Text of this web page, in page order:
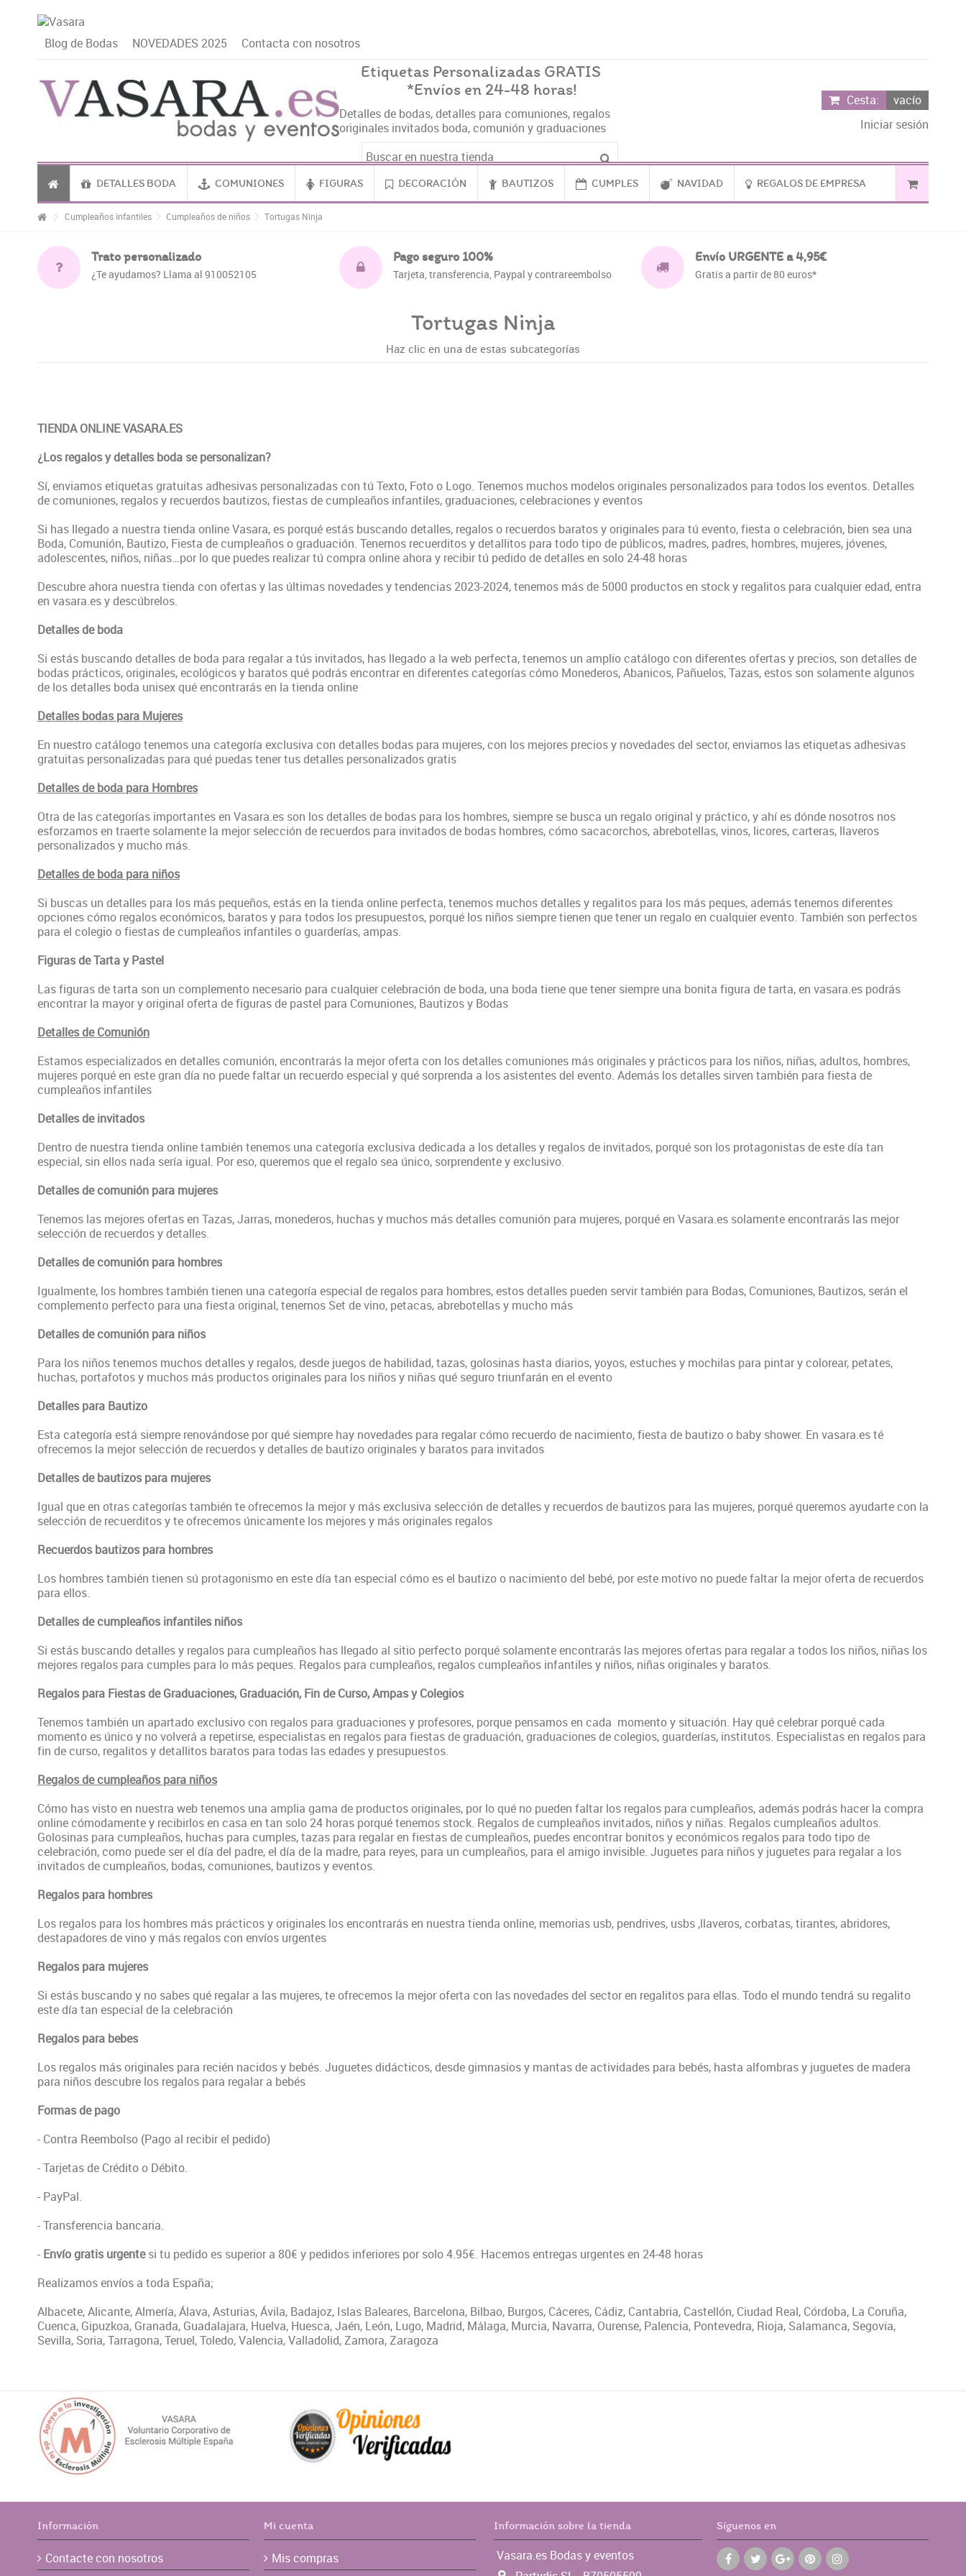
Blog de Bodas NOVEDADES 2025 Contacta con nosotros
Etiquetas Personalizadas GRATIS
*Envíos en 24-48 horas!
Detalles de bodas, detalles para comuniones, regalos
originales invitados boda, comunión y graduaciones
Cesta:
vacío
Iniciar sesión
DETALLES BODA COMUNIONES FIGURAS DECORACIÓN BAUTIZOS CUMPLES NAVIDAD REGALOS DE EMPRESA
Cumpleaños infantiles Cumpleaños de niños Tortugas Ninja
Trato personalizado
¿Te ayudamos? Llama al 910052105
Pago seguro 100%
Tarjeta, transferencia, Paypal y contrareembolso
Envío URGENTE a 4,95€
Gratis a partir de 80 euros*
Tortugas Ninja
Haz clic en una de estas subcategorías
TIENDA ONLINE VASARA.ES
¿Los regalos y detalles boda se personalizan?
Sí, enviamos etiquetas gratuitas adhesivas personalizadas con tú Texto, Foto o Logo. Tenemos muchos modelos originales personalizados para todos los eventos. Detalles
de comuniones, regalos y recuerdos bautizos, fiestas de cumpleaños infantiles, graduaciones, celebraciones y eventos
Si has llegado a nuestra tienda online Vasara, es porqué estás buscando detalles, regalos o recuerdos baratos y originales para tú evento, fiesta o celebración, bien sea una
Boda, Comunión, Bautizo, Fiesta de cumpleaños o graduación. Tenemos recuerditos y detallitos para todo tipo de públicos, madres, padres, hombres, mujeres, jóvenes,
adolescentes, niños, niñas…por lo que puedes realizar tú compra online ahora y recibir tú pedido de detalles en solo 24-48 horas
Descubre ahora nuestra tienda con ofertas y las últimas novedades y tendencias 2023-2024, tenemos más de 5000 productos en stock y regalitos para cualquier edad, entra
en vasara.es y descúbrelos.
Detalles de boda
Si estás buscando detalles de boda para regalar a tús invitados, has llegado a la web perfecta, tenemos un amplio catálogo con diferentes ofertas y precios, son detalles de
bodas prácticos, originales, ecológicos y baratos qué podrás encontrar en diferentes categorías cómo Monederos, Abanicos, Pañuelos, Tazas, estos son solamente algunos
de los detalles boda unisex qué encontrarás en la tienda online
Detalles bodas para Mujeres
En nuestro catálogo tenemos una categoría exclusiva con detalles bodas para mujeres, con los mejores precios y novedades del sector, enviamos las etiquetas adhesivas
gratuitas personalizadas para qué puedas tener tus detalles personalizados gratis
Detalles de boda para Hombres
Otra de las categorías importantes en Vasara.es son los detalles de bodas para los hombres, siempre se busca un regalo original y práctico, y ahí es dónde nosotros nos
esforzamos en traerte solamente la mejor selección de recuerdos para invitados de bodas hombres, cómo sacacorchos, abrebotellas, vinos, licores, carteras, llaveros
personalizados y mucho más.
Detalles de boda para niños
Si buscas un detalles para los más pequeños, estás en la tienda online perfecta, tenemos muchos detalles y regalitos para los más peques, además tenemos diferentes
opciones cómo regalos económicos, baratos y para todos los presupuestos, porqué los niños siempre tienen que tener un regalo en cualquier evento. También son perfectos
para el colegio o fiestas de cumpleaños infantiles o guarderías, ampas.
Figuras de Tarta y Pastel
Las figuras de tarta son un complemento necesario para cualquier celebración de boda, una boda tiene que tener siempre una bonita figura de tarta, en vasara.es podrás
encontrar la mayor y original oferta de figuras de pastel para Comuniones, Bautizos y Bodas
Detalles de Comunión
Estamos especializados en detalles comunión, encontrarás la mejor oferta con los detalles comuniones más originales y prácticos para los niños, niñas, adultos, hombres,
mujeres porqué en este gran día no puede faltar un recuerdo especial y qué sorprenda a los asistentes del evento. Además los detalles sirven también para fiesta de
cumpleaños infantiles
Detalles de invitados
Dentro de nuestra tienda online también tenemos una categoría exclusiva dedicada a los detalles y regalos de invitados, porqué son los protagonistas de este día tan
especial, sin ellos nada sería igual. Por eso, queremos que el regalo sea único, sorprendente y exclusivo.
Detalles de comunión para mujeres
Tenemos las mejores ofertas en Tazas, Jarras, monederos, huchas y muchos más detalles comunión para mujeres, porqué en Vasara.es solamente encontrarás las mejor
selección de recuerdos y detalles.
Detalles de comunión para hombres
Igualmente, los hombres también tienen una categoría especial de regalos para hombres, estos detalles pueden servir también para Bodas, Comuniones, Bautizos, serán el
complemento perfecto para una fiesta original, tenemos Set de vino, petacas, abrebotellas y mucho más
Detalles de comunión para niños
Para los niños tenemos muchos detalles y regalos, desde juegos de habilidad, tazas, golosinas hasta diarios, yoyos, estuches y mochilas para pintar y colorear, petates,
huchas, portafotos y muchos más productos originales para los niños y niñas qué seguro triunfarán en el evento
Detalles para Bautizo
Esta categoría está siempre renovándose por qué siempre hay novedades para regalar cómo recuerdo de nacimiento, fiesta de bautizo o baby shower. En vasara.es té
ofrecemos la mejor selección de recuerdos y detalles de bautizo originales y baratos para invitados
Detalles de bautizos para mujeres
Igual que en otras categorías también te ofrecemos la mejor y más exclusiva selección de detalles y recuerdos de bautizos para las mujeres, porqué queremos ayudarte con la
selección de recuerditos y te ofrecemos únicamente los mejores y más originales regalos
Recuerdos bautizos para hombres
Los hombres también tienen sú protagonismo en este día tan especial cómo es el bautizo o nacimiento del bebé, por este motivo no puede faltar la mejor oferta de recuerdos
para ellos.
Detalles de cumpleaños infantiles niños
Si estás buscando detalles y regalos para cumpleaños has llegado al sitio perfecto porqué solamente encontrarás las mejores ofertas para regalar a todos los niños, niñas los
mejores regalos para cumples para lo más peques. Regalos para cumpleaños, regalos cumpleaños infantiles y niños, niñas originales y baratos.
Regalos para Fiestas de Graduaciones, Graduación, Fin de Curso, Ampas y Colegios
Tenemos también un apartado exclusivo con regalos para graduaciones y profesores, porque pensamos en cada momento y situación. Hay qué celebrar porqué cada
momento es único y no volverá a repetirse, especialistas en regalos para fiestas de graduación, graduaciones de colegios, guarderías, institutos. Especialistas en regalos para
fin de curso, regalitos y detallitos baratos para todas las edades y presupuestos.
Regalos de cumpleaños para niños
Cómo has visto en nuestra web tenemos una amplia gama de productos originales, por lo qué no pueden faltar los regalos para cumpleaños, además podrás hacer la compra
online cómodamente y recibirlos en casa en tan solo 24 horas porqué tenemos stock. Regalos de cumpleaños invitados, niños y niñas. Regalos cumpleaños adultos.
Golosinas para cumpleaños, huchas para cumples, tazas para regalar en fiestas de cumpleaños, puedesencontrar bonitos y económicos regalos para todo tipo de
celebración, como puede ser el día del padre, el día de la madre, para reyes, para un cumpleaños, para el amigo invisible. Juguetes para niños y juguetes para regalar a los
invitados de cumpleaños, bodas, comuniones, bautizos y eventos.
Regalos para hombres
Los regalos para los hombres más prácticos y originales los encontrarás en nuestra tienda online, memorias usb, pendrives, usbs ,llaveros, corbatas, tirantes, abridores,
destapadores de vino y más regalos con envíos urgentes
Regalos para mujeres
Si estás buscando y no sabes qué regalar a las mujeres, te ofrecemos la mejor oferta con las novedades del sector en regalitos para ellas. Todo el mundo tendrá su regalito
este día tan especial de la celebración
Regalos para bebes
Los regalos más originales para recién nacidos y bebés. Juguetes didácticos, desde gimnasios y mantas de actividades para bebés, hasta alfombras y juguetes de madera
para niños descubre los regalos para regalar a bebés
Formas de pago
- Contra Reembolso (Pago al recibir el pedido)
- Tarjetas de Crédito o Débito.
- PayPal.
- Transferencia bancaria.
- Envío gratis urgentesi tu pedido es superior a 80€ y pedidos inferiores por solo 4.95€. Hacemos entregas urgentes en 24-48 horas
Realizamos envíos a toda España;
Albacete, Alicante, Almería, Álava, Asturias, Ávila, Badajoz, Islas Baleares, Barcelona, Bilbao, Burgos, Cáceres, Cádiz, Cantabria, Castellón, Ciudad Real, Córdoba, La Coruña,
Cuenca, Gipuzkoa, Granada, Guadalajara, Huelva, Huesca, Jaén, León, Lugo, Madrid, Málaga, Murcia, Navarra, Ourense, Palencia, Pontevedra, Rioja, Salamanca, Segovia,
Sevilla, Soria, Tarragona, Teruel, Toledo, Valencia, Valladolid, Zamora, Zaragoza
Información
Contacte con nosotros
Mi cuenta
Mis compras
Información sobre la tienda
Vasara.es Bodas y eventos
Síguenos en